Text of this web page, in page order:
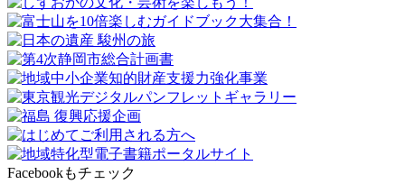
Facebookもチェック